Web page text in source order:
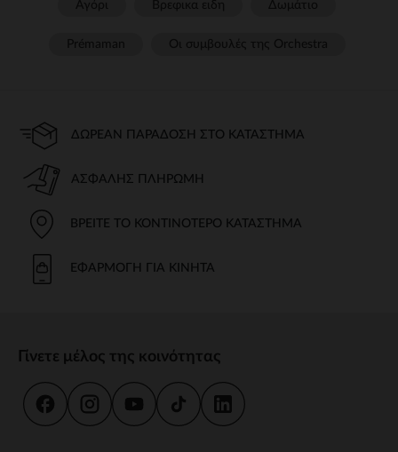
ΔΩΡΕΆΝ ΠΑΡΆΔΟΣΗ ΣΤΟ ΚΑΤΆΣΤΗΜΑ
ΑΣΦΑΛΉΣ ΠΛΗΡΩΜΉ
ΒΡΕΊΤΕ ΤΟ ΚΟΝΤΙΝΌΤΕΡΟ ΚΑΤΆΣΤΗΜΑ
ΕΦΑΡΜΟΓΉ ΓΙΑ ΚΙΝΗΤΆ
Γίνετε μέλος της κοινότητας